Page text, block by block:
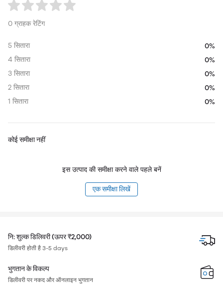
0 ग्राहक रेटिंग
5 सितारा
0%
4 सितारा
0%
3 सितारा
0%
2 सितारा
0%
1 सितारा
0%
कोई समीक्षा नहीं
इस उत्पाद की समीक्षा करने वाले पहले बनें
एक समीक्षा लिखें
नि: शुल्क डिलिवरी (ऊपर ₹2,000)
डिलीवरी होती है 3-5 days
भुगतान के विकल्प
डिलीवरी पर नकद और ऑनलाइन भुगतान